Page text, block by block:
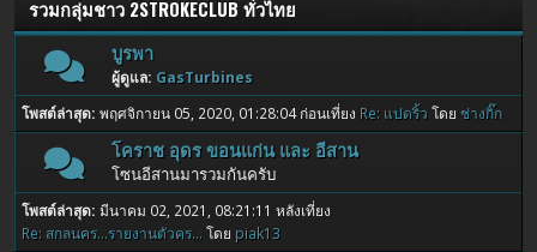
รวมกลุ่มชาว 2STROKECLUB ทั่วไทย
บูรพา
ผู้ดูแล: GasTurbines
โพสต์ล่าสุด: พฤศจิกายน 05, 2020, 01:28:04 ก่อนเที่ยง Re: แปดริ้วโดย ช่างกิ๊ก
โคราช อุดร ขอนแก่น และ อีสาน
โซนอีสานมารวมกันครับ
โพสต์ล่าสุด: มีนาคม 02, 2021, 08:21:11 หลังเที่ยง
Re: สกลนคร...รายงานตัวคร... โดย piak13